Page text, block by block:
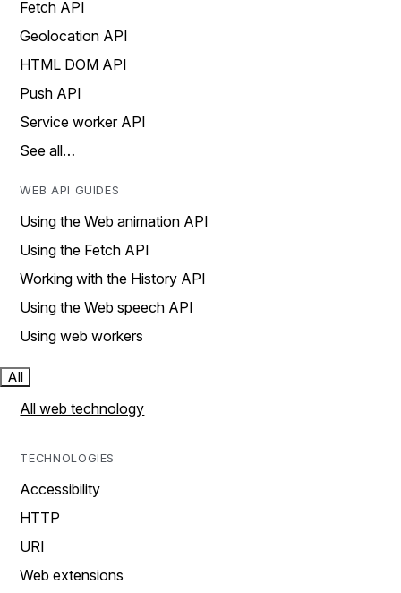
Fetch API
Geolocation API
HTML DOM API
Push API
Service worker API
See all…
WEB API GUIDES
Using the Web animation API
Using the Fetch API
Working with the History API
Using the Web speech API
Using web workers
All
All web technology
TECHNOLOGIES
Accessibility
HTTP
URI
Web extensions